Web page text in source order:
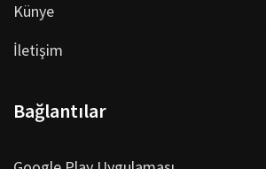
Künye
İletişim
Bağlantılar